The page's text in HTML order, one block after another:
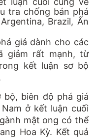
tra chống bán phá
Brazil, Ấn
giá dành cho các
giảm rất mạnh, từ
kết luận sơ bộ
bộ, biên độ phá giá
ở kết luận cuối
mật ong có thể
Hoa Kỳ. Kết quả